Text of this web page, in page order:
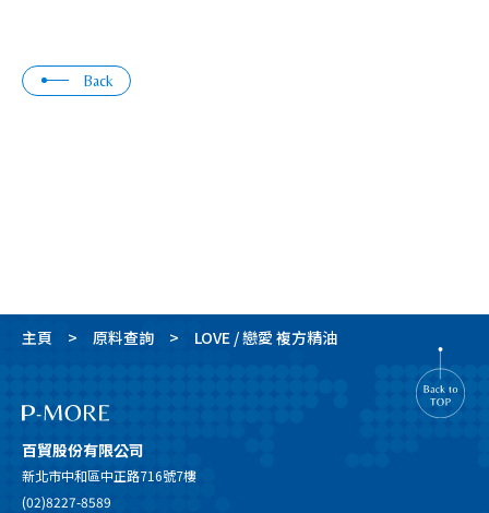
Back
主頁 原料查詢 LOVE / 戀愛 複方精油
百貿股份有限公司
新北市中和區中正路716號7樓
(02)8227-8589